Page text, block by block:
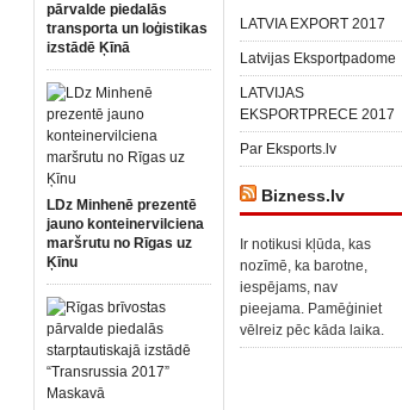
pārvalde piedalās
transporta un loģistikas
izstādē Ķīnā
LDz Minhenē prezentē
jauno konteinervilciena
maršrutu no Rīgas uz
Ķīnu
LATVIA EXPORT 2017
Latvijas Eksportpadome
LATVIJAS
EKSPORTPRECE 2017
Par Eksports.lv
Bizness.lv
Ir notikusi kļūda, kas
nozīmē, ka barotne,
iespējams, nav
pieejama. Pamēģiniet
vēlreiz pēc kāda laika.